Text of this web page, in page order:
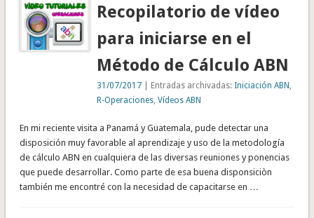
Recopilatorio de vídeo
para iniciarse en el
Método de Cálculo ABN
31/07/2017 | Entradas archivadas: Iniciación ABN
R-Operaciones ,Vídeos ABN
En mi reciente visita a Panamá y Guatemala, pude detectar una
disposición muy favorable al aprendizaje y uso de la metodología
de cálculo ABN en cualquiera de las diversas reuniones y ponencias
que puede desarrollar. Como parte de esa buena disponsiciòn
también me encontré con la necesidad de capacitarse en …